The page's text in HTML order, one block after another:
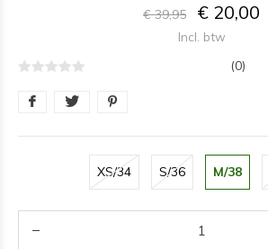
€ 39,95 € 20,00
Incl. btw
(0)
XS/34 S/36 M/38